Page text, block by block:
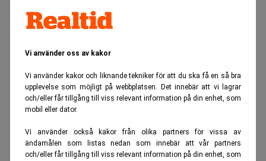
Vi använder oss av kakor
Vi använder kakor och liknande tekniker för att du ska få en så bra
upplevelse som möjligt på webbplatsen. Det innebär att vi lagrar
och/eller får tillgång till viss relevant information på din enhet, som
mobil eller dator.
Vi använder också kakor från olika partners för vissa av
ändamålen som listas nedan som innebär att vår partners
och/eller får tillgång till viss relevant information på din enhet, som